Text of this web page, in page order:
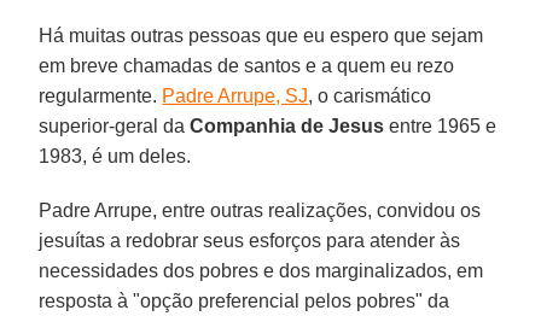
Há muitas outras pessoas que eu espero que sejam
em breve chamadas de santos e a quem eu rezo
regularmente. Padre Arrupe, SJ, o carismático
superior-geral daCompanhia de Jesus entre 1965 e
1983, é um deles.
Padre Arrupe, entre outras realizações, convidou os
jesuítas a redobrar seus esforços para atender às
necessidades dos pobres e dos marginalizados, em
resposta à "opção preferencial pelos pobres" da